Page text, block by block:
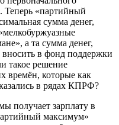
Теперь «партийный
сумма денег,
а та сумма денег,
в фонд поддержки
такое решение
времён, которые как
в рядах КПРФ?
получает зарплату в
максимум»